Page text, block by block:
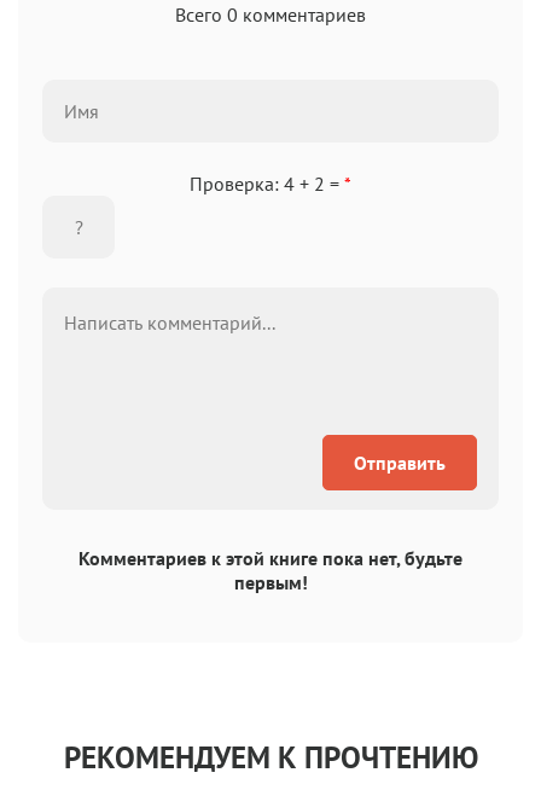
Всего 0 комментариев
Проверка: 4 + 2 = *
Отправить
Комментариев к этой книге пока нет, будьте
первым!
РЕКОМЕНДУЕМ К ПРОЧТЕНИЮ